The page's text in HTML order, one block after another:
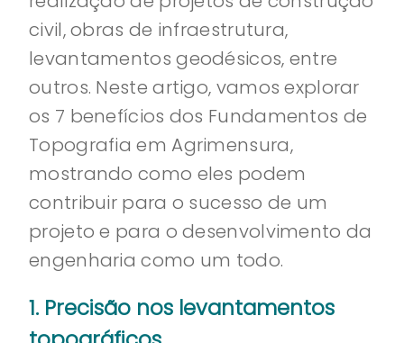
civil, obras de infraestrutura,
levantamentos geodésicos, entre
outros. Neste artigo, vamos explorar
os 7 benefícios dos Fundamentos de
Topografia em Agrimensura,
mostrando como eles podem
contribuir para o sucesso de um
projeto e para o desenvolvimento da
engenharia como um todo.
1. Precisão nos levantamentos